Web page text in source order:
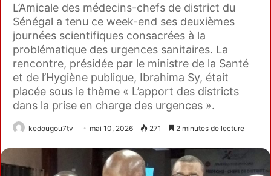
L’Amicale des médecins-chefs de district du
Sénégal a tenu ce week-end ses deuxièmes
journées scientifiques consacrées à la
problématique des urgences sanitaires. La
rencontre, présidée par le ministre de la Santé
et de l’Hygiène publique, Ibrahima Sy, était
placée sous le thème « L’apport des districts
dans la prise en charge des urgences ».
kedougou7tv mai 10, 2026 271 2 minutes de lecture